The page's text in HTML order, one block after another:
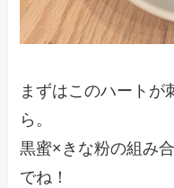
まずはこのハートが
ら。
黒蜜×きな粉の組み
でね！